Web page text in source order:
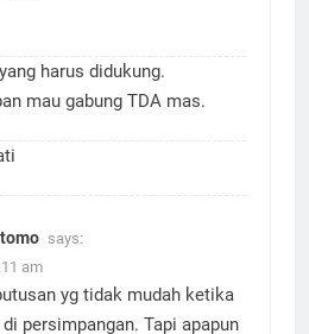
am
harus didukung.
am
yg tidak mudah ketika